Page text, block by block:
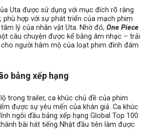
Uta được sử dụng với mục đích rõ ràng
phù hợp với sự phát triển của mạch phim
lý của nhân vật Uta. Nhờ đó, One Piece
câu chuyện được kể bằng âm nhạc – trải
người hâm mộ của loạt phim đình đám
bảng xếp hạng
trong trailer, ca khúc chủ đề của phim
được sự yêu mến của khán giả. Ca khúc
ngôi đầu bảng xếp hạng Global Top 100
bài hát tiếng Nhật đầu tiên làm được